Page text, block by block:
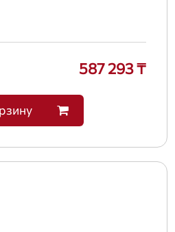
587 293 ₸